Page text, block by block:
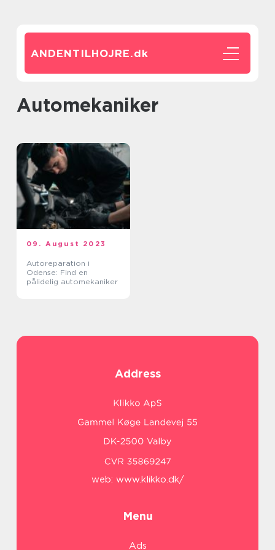
ANDENTILHOJRE.dk
automekaniker
09. August 2023
Autoreparation i
Odense: Find en
pålidelig automekaniker
Address
web: www.klikko.dk/
Menu
Ads